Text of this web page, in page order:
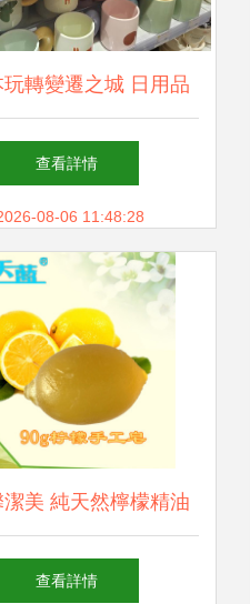
轉變遷之城 日用品
創優品的好物指南
查看詳情
08-06 11:48:28
美 純天然檸檬精油
現實用與工藝美學
查看詳情